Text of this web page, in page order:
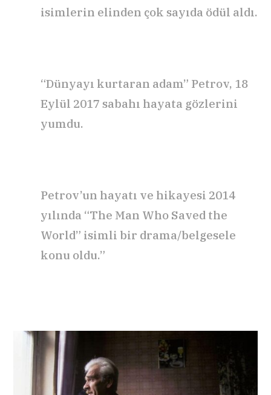
isimlerin elinden çok sayıda ödül aldı.
“Dünyayı kurtaran adam” Petrov, 18
Eylül 2017 sabahı hayata gözlerini
yumdu.
Petrov’un hayatı ve hikayesi 2014
yılında “The Man Who Saved the
World” isimli bir drama/belgesele
konu oldu.”